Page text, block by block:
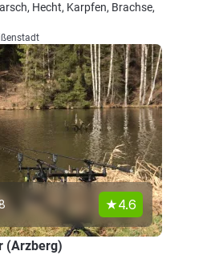
Hecht, Karpfen, Brachse,
4.6
(Arzberg)